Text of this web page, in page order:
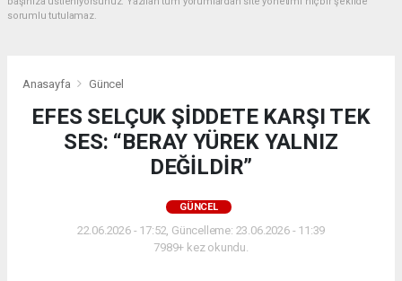
sorumlu tutulamaz.
Anasayfa Güncel
EFES SELÇUK ŞİDDETE KARŞI TEK
SES: “BERAY YÜREK YALNIZ
DEĞİLDİR”
GÜNCEL
22.06.2026 - 17:52, Güncelleme: 23.06.2026 - 11:39
7989+ kez okundu.